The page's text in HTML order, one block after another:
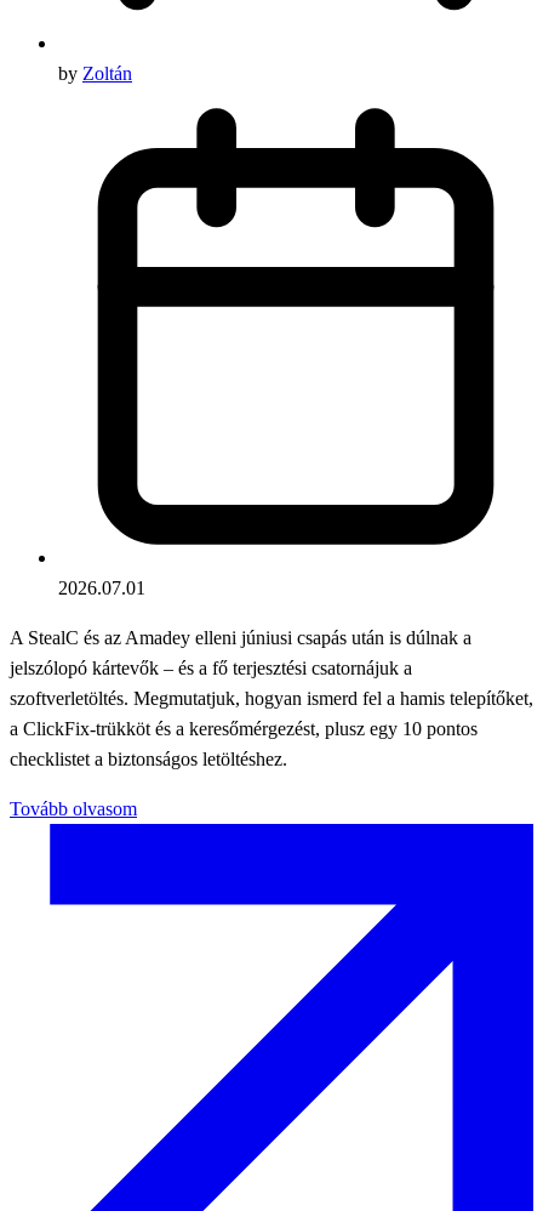
by Zoltán
2026.07.01
A StealC és az Amadey elleni júniusi csapás után is dúlnak a
jelszólopó kártevők – és a fő terjesztési csatornájuk a
szoftverletöltés. Megmutatjuk, hogyan ismerd fel a hamis telepítőket,
a ClickFix-trükköt és a keresőmérgezést, plusz egy 10 pontos
checklistet a biztonságos letöltéshez.
Tovább olvasom